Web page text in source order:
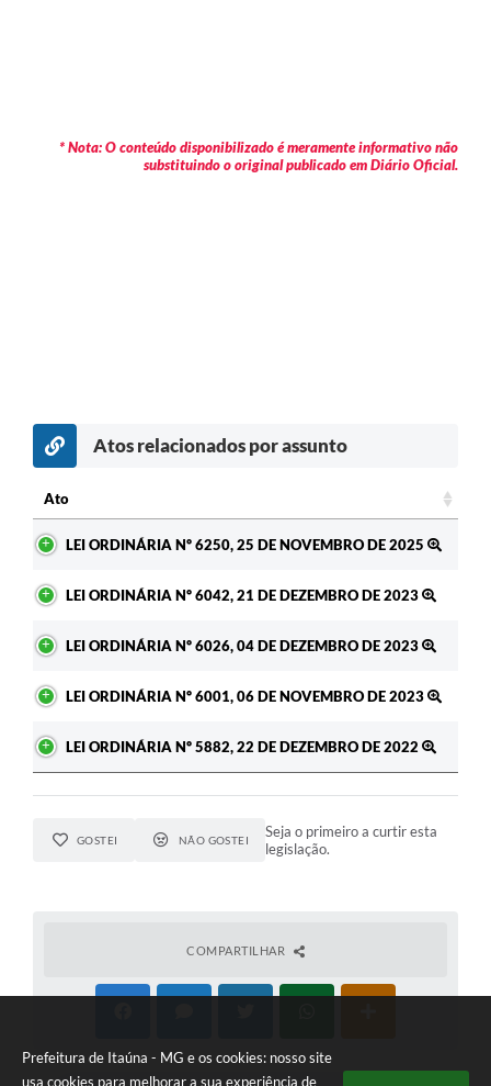
Prefeitura de Itaúna - MG e os cookies: nosso site
usa cookies para melhorar a sua experiência de
* Nota: O conteúdo disponibilizado é meramente informativo não
substituindo o original publicado em Diário Oficial.
Atos relacionados por assunto
Ato
LEI ORDINÁRIA Nº 6250, 25 DE NOVEMBRO DE 2025
LEI ORDINÁRIA Nº 6042, 21 DE DEZEMBRO DE 2023
LEI ORDINÁRIA Nº 6026, 04 DE DEZEMBRO DE 2023
LEI ORDINÁRIA Nº 6001, 06 DE NOVEMBRO DE 2023
LEI ORDINÁRIA Nº 5882, 22 DE DEZEMBRO DE 2022
GOSTEI NÃO GOSTEI
Seja o primeiro a curtir esta
legislação.
COMPARTILHAR